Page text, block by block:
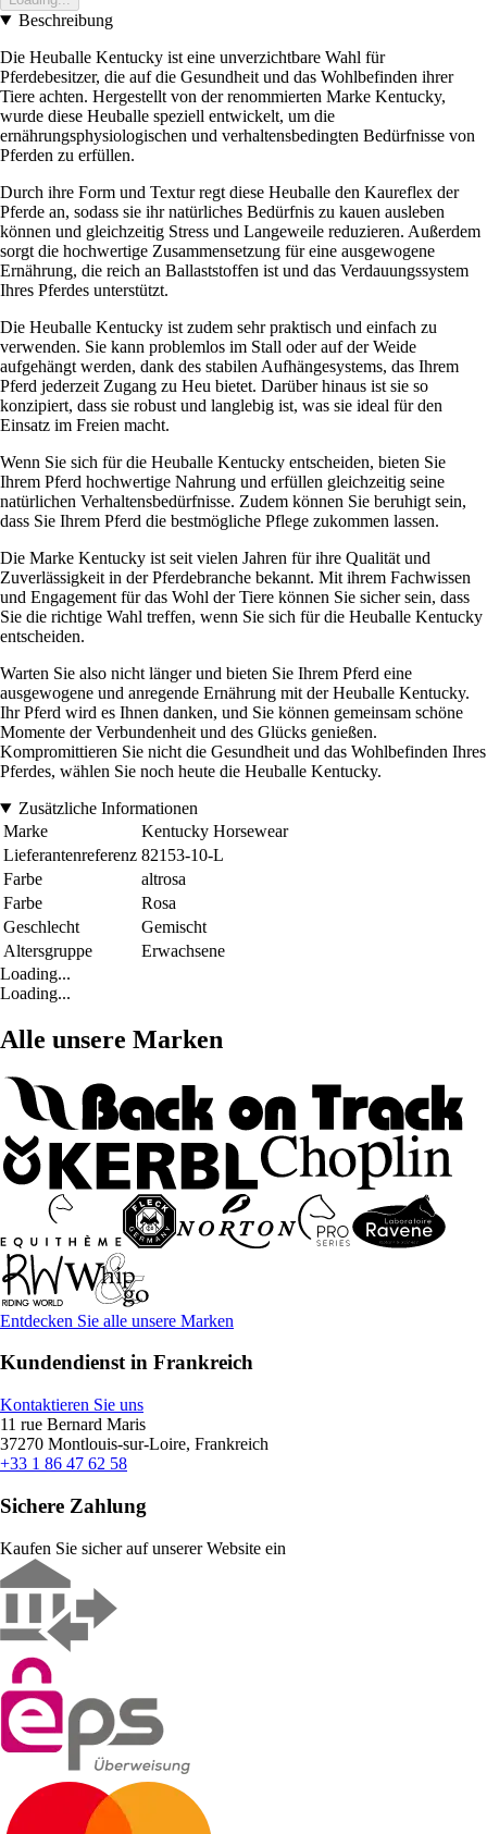
Beschreibung
Die Heuballe Kentucky ist eine unverzichtbare Wahl für
Pferdebesitzer, die auf die Gesundheit und das Wohlbefinden ihrer
Tiere achten. Hergestellt von der renommierten Marke Kentucky,
wurde diese Heuballe speziell entwickelt, um die
ernährungsphysiologischen und verhaltensbedingten Bedürfnisse von
Pferden zu erfüllen.
Durch ihre Form und Textur regt diese Heuballe den Kaureflex der
Pferde an, sodass sie ihr natürliches Bedürfnis zu kauen ausleben
können und gleichzeitig Stress und Langeweile reduzieren. Außerdem
sorgt die hochwertige Zusammensetzung für eine ausgewogene
Ernährung, die reich an Ballaststoffen ist und das Verdauungssystem
Ihres Pferdes unterstützt.
Die Heuballe Kentucky ist zudem sehr praktisch und einfach zu
verwenden. Sie kann problemlos im Stall oder auf der Weide
aufgehängt werden, dank des stabilen Aufhängesystems, das Ihrem
Pferd jederzeit Zugang zu Heu bietet. Darüber hinaus ist sie so
konzipiert, dass sie robust und langlebig ist, was sie ideal für den
Einsatz im Freien macht.
Wenn Sie sich für die Heuballe Kentucky entscheiden, bieten Sie
Ihrem Pferd hochwertige Nahrung und erfüllen gleichzeitig seine
natürlichen Verhaltensbedürfnisse. Zudem können Sie beruhigt sein,
dass Sie Ihrem Pferd die bestmögliche Pflege zukommen lassen.
Die Marke Kentucky ist seit vielen Jahren für ihre Qualität und
Zuverlässigkeit in der Pferdebranche bekannt. Mit ihrem Fachwissen
und Engagement für das Wohl der Tiere können Sie sicher sein, dass
Sie die richtige Wahl treffen, wenn Sie sich für die Heuballe Kentucky
entscheiden.
Warten Sie also nicht länger und bieten Sie Ihrem Pferd eine
ausgewogene und anregende Ernährung mit der Heuballe Kentucky.
Ihr Pferd wird es Ihnen danken, und Sie können gemeinsam schöne
Momente der Verbundenheit und des Glücks genießen.
Kompromittieren Sie nicht die Gesundheit und das Wohlbefinden Ihres
Pferdes, wählen Sie noch heute die Heuballe Kentucky.
Zusätzliche Informationen
Marke
Kentucky Horsewear
Lieferantenreferenz 82153-10-L
Farbe
altrosa
Farbe
Rosa
Geschlecht
Gemischt
Altersgruppe
Erwachsene
Loading...
Loading...
Alle unsere Marken
Entdecken Sie alle unsere Marken
Kundendienst in Frankreich
Kontaktieren Sie uns
11 rue Bernard Maris
37270 Montlouis-sur-Loire, Frankreich
+33 1 86 47 62 58
Sichere Zahlung
Kaufen Sie sicher auf unserer Website ein